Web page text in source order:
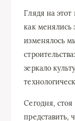
Глядя на этот
как менялись
изменялось
зеркало
Сегодня,
представить,